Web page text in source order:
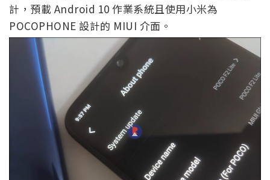
計，預載 Android 10 作業系統且使用小米為
POCOPHONE 設計的 MIUI 介面。